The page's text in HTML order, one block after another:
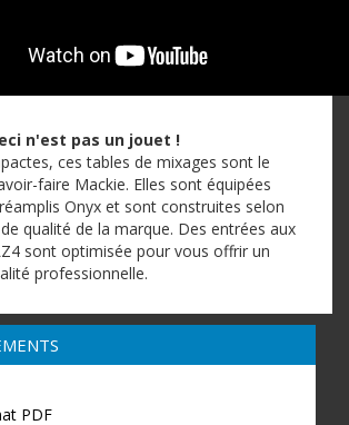
n'est pas un jouet !
ces tables de mixages sont le
faire Mackie. Elles sont équipées
Onyx et sont construites selon
qualité de la marque. Des entrées aux
sont optimisée pour vous offrir un
professionnelle.
PDF